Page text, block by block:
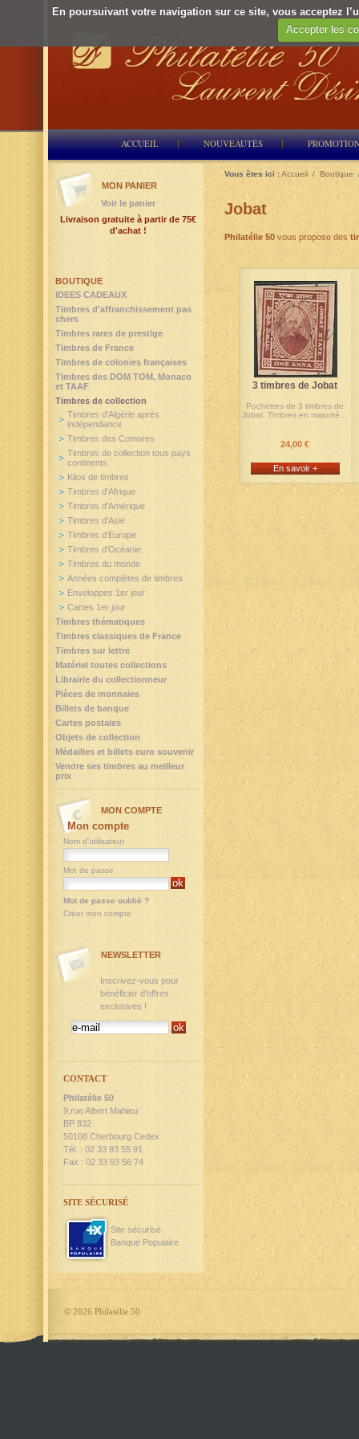
En poursuivant votre navigation sur ce site, vous acceptez
Accepter les
ACCUEIL NOUVEAUTÉS
Vous êtes ici :Accueil / Boutique
Jobat
Philatélie 50 vous propose des
3 timbres de Jobat
Pochettes de 3 timbres de
Jobat. Timbres en majorité...
24,00 €
En savoir +
BOUTIQUE
IDEES CADEAUX
Timbres d'affranchissement pas
chers
Timbres rares de prestige
Timbres de France
Timbres de colonies françaises
Timbres des DOM TOM, Monaco
et TAAF
Timbres de collection
Timbres d'Algérie après
indépendance
Timbres des Comores
Timbres de collection tous pays
continents
Kilos de timbres
Timbres d'Afrique
Timbres d'Amérique
Timbres d'Asie
Timbres d'Europe
Timbres d'Océanie
Timbres du monde
Années complètes de timbres
Enveloppes 1er jour
Cartes 1er jour
Timbres thématiques
Timbres classiques de France
Timbres sur lettre
Matériel toutes collections
Librairie du collectionneur
Pièces de monnaies
Billets de banque
Cartes postales
Objets de collection
Médailles et billets euro souvenir
Vendre ses timbres au meilleur
prix
MON PANIER
Voir le panier
Livraison gratuite à partir de 75€
d'achat !
MON COMPTE
Mon compte
Nom d'utilisateur
Mot de passe
Mot de passe oublié ?
Créer mon compte
NEWSLETTER
Inscrivez-vous pour
bénéficier d'offres
exclusives !
CONTACT
Philatélie 50
9,rue Albert Mahieu
BP 832
50108 Cherbourg Cedex
Tél. : 02 33 93 55 91
Fax : 02 33 93 56 74
SITE SÉCURISÉ
Site sécurisé
Banque Populaire
© 2026 Philatélie 50